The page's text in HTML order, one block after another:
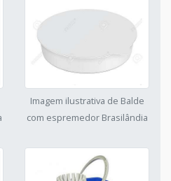
Imagem ilustrativa de Balde
com espremedor Brasilândia